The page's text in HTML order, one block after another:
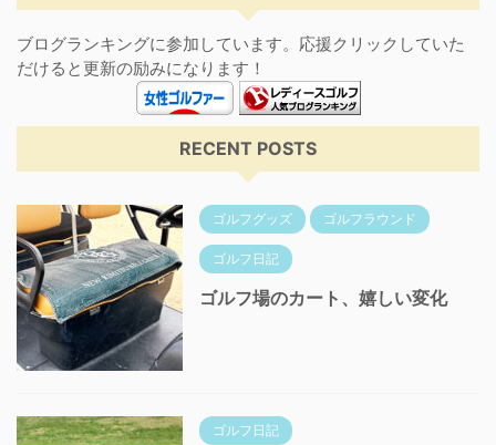
ブログランキングに参加しています。応援クリックしていた
だけると更新の励みになります！
RECENT POSTS
ゴルフグッズ ゴルフラウンド
ゴルフ日記
ゴルフ場のカート、嬉しい変化
ゴルフ日記